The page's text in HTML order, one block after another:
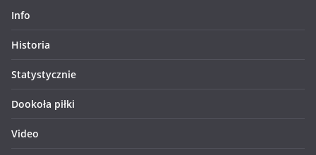
Info
Historia
Statystycznie
Dookoła piłki
Video